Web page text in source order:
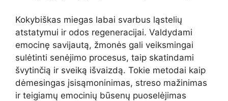
Kokybiškas miegas labai svarbus ląstelių
atstatymui ir odos regeneracijai. Valdydami
emocinę savijautą, žmonės gali veiksmingai
sulėtinti senėjimo procesus, taip skatindami
švytinčią ir sveiką išvaizdą. Tokie metodai kaip
dėmesingas įsisąmoninimas, streso mažinimas
ir teigiamų emocinių būsenų puoselėjimas